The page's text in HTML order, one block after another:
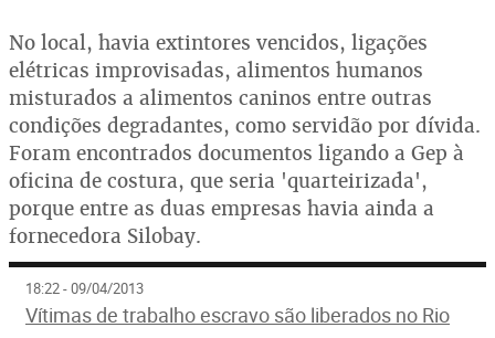
No local, havia extintores vencidos, ligações
elétricas improvisadas, alimentos humanos
misturados a alimentos caninos entre outras
condições degradantes, como servidão por dívida.
Foram encontrados documentos ligando a Gep à
oficina de costura, que seria 'quarteirizada',
porque entre as duas empresas havia ainda a
fornecedora Silobay.
18:22 - 09/04/2013
Vítimas de trabalho escravo são liberados no Rio